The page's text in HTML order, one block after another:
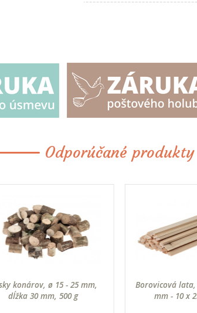
Odporúčané produkty
konárov, ø 15 - 25 mm,
dĺžka 30 mm, 500 g
Borovicová
mm - 10 x